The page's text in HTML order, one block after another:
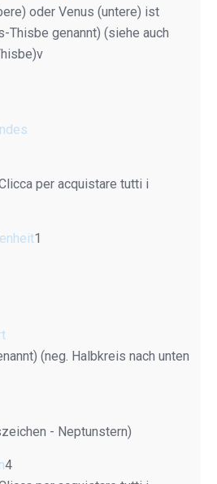
oder Venus (untere) ist
Thisbe genannt) (siehe auch
per acquistare tutti i
1
(neg. Halbkreis nach unten
- Neptunstern)
4